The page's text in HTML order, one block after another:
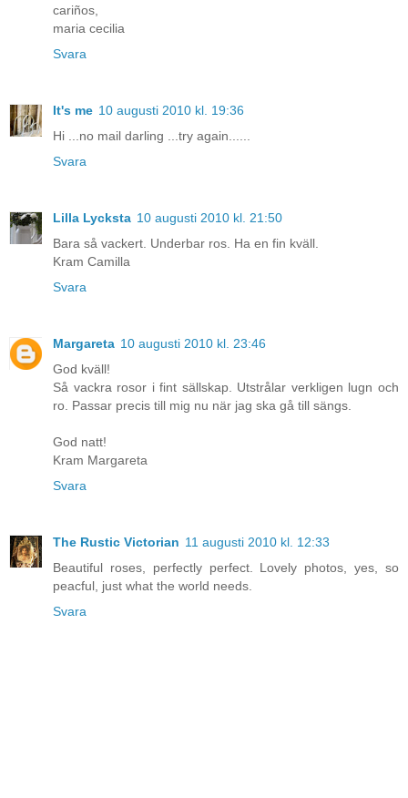
cariños,
maria cecilia
Svara
It's me 10 augusti 2010 kl. 19:36
Hi ...no mail darling ...try again......
Svara
Lilla Lycksta 10 augusti 2010 kl. 21:50
Bara så vackert. Underbar ros. Ha en fin kväll.
Kram Camilla
Svara
Margareta 10 augusti 2010 kl. 23:46
God kväll!
Så vackra rosor i fint sällskap. Utstrålar verkligen lugn och
ro. Passar precis till mig nu när jag ska gå till sängs.
God natt!
Kram Margareta
Svara
The Rustic Victorian 11 augusti 2010 kl. 12:33
Beautiful roses, perfectly perfect. Lovely photos, yes, so
peacful, just what the world needs.
Svara